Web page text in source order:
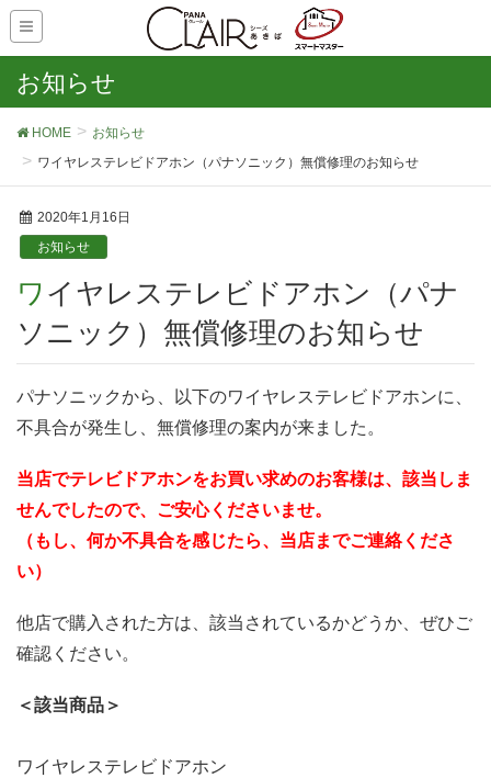
お知らせ
HOME
お知らせ
ワイヤレステレビドアホン（パナソニック）無償修理のお知らせ
2020年1月16日
お知らせ
ワイヤレステレビドアホン（パナ
ソニック）無償修理のお知らせ
パナソニックから、以下のワイヤレステレビドアホンに、
不具合が発生し、無償修理の案内が来ました。
当店でテレビドアホンをお買い求めのお客様は、該当しま
せんでしたので、ご安心くださいませ。
（もし、何か不具合を感じたら、当店までご連絡くださ
い）
他店で購入された方は、該当されているかどうか、ぜひご
確認ください。
＜該当商品＞
ワイヤレステレビドアホン